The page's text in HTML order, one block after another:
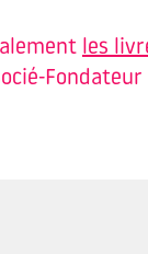
les